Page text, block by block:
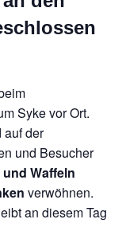
Syke vor Ort.
auf der
und Besucher
Waffeln
verwöhnen.
an diesem Tag